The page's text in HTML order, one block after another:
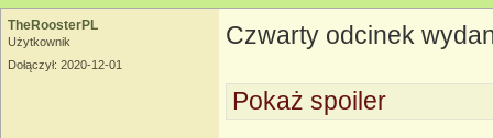
TheRoosterPL
Użytkownik
Dołączył: 2020-12-01
Czwarty odcinek
Pokaż spoiler